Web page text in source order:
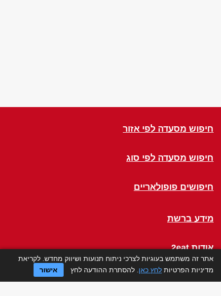
חיפוש מסעדה לפי אזור
חיפוש מסעדה לפי סוג
חיפושים פופולאריים
מידע ברשת
אודות 2eat
Click a Table
אתר זה משתמש בעוגיות לצרכי ניתוח תנועות ושיווק מחדש. לקריאת
מדיניות הפרטיות לחץ כאן . להסתרת ההודעה לחץ אישור